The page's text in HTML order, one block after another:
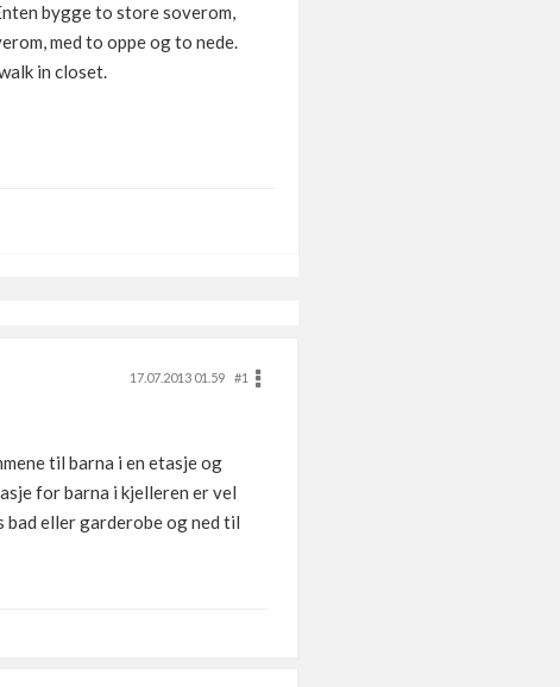
bygge to store soverom,
med to oppe og to nede.
in closet.
17.07.2013 01.59
#1
til barna i en etasje og
for barna i kjelleren er vel
eller garderobe og ned til